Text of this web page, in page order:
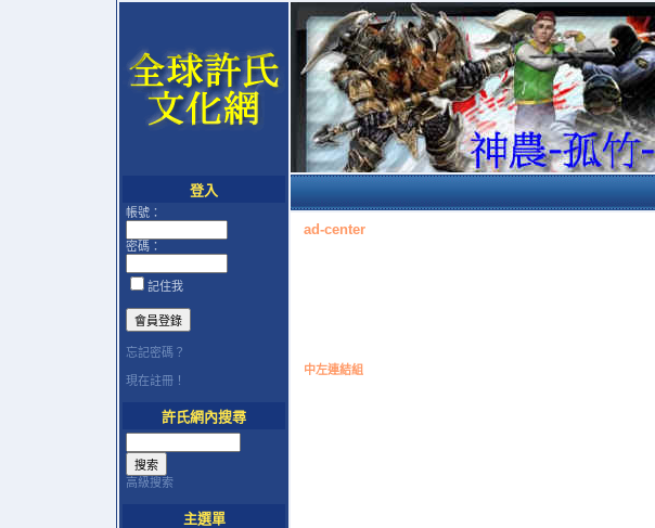
登入
帳號：
密碼：
記住我
忘記密碼？
現在註冊！
許氏網內搜尋
高級搜索
主選單
ad-center
中左連結組